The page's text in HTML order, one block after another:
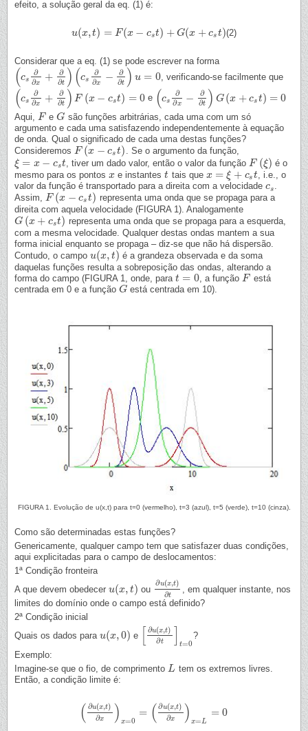
efeito, a solução geral da eq. (1) é:
u(x,t) = F(x − cst) + G(x + cs t)
u(x,t)= F (x−cst)+G x+cs t) (2)
Considerar que a eq. (1) se pode escrever na forma
(cs
∂
∂x +
∂
∂t )(cs
∂
∂x −
∂
∂t ) u = 0
(cs∂ ∂x+ ∂∂ )(c s ∂ x− ∂∂t u= 0 , verificando-se facilmente que
(cs
∂
∂x +
∂
∂t ) F (x − cst) = 0
(cs∂ ∂x+ ∂∂ )F( x −c st)=0 e (cs
∂
∂x −
∂
∂t ) G (x + cs t) = 0
(cs∂∂x−∂∂ )G x +c st)=0
Aqui, F
F eG
G são funções arbitrárias, cada uma com um só
argumento e cada uma satisfazendo independentemente à equação
de onda. Qual o significado de cada uma destas funções?
Consideremos F (x − cs t)
F( x−c st ) . Se o argumento da função,
ξ = x − cst
ξ=x−cst , tiver um dado valor, então o valor da função F (ξ)
F( ξ)
é o
mesmo para os pontos x
x e instantest
t tais que x = ξ + cs t
x=ξ+ cst
, i.e., o
valor da função é transportado para a direita com a velocidade cs
cs.
Assim, F (x − cs t)
F( x−c st )
representa uma onda que se propaga para a
direita com aquela velocidade (FIGURA 1). Analogamente
G (x + cst)
G( x+cst )
representa uma onda que se propaga para a esquerda,
com a mesma velocidade. Qualquer destas ondas mantem a sua
forma inicial enquanto se propaga – diz-se que não há dispersão.
Contudo, o campo u(x, t)
u(x,t)
é a grandeza observada e da soma
daquelas funções resulta a sobreposição das ondas, alterando a
forma do campo (FIGURA 1, onde, para t = 0
t=0 , a função F
F está
centrada em 0 e a função G
G está centrada em 10).
FIGURA 1. Evolução de u(x,t) para t=0 (vermelho), t=3 (azul), t=5 (verde), t=10 (cinza).
Como são determinadas estas funções?
Genericamente, qualquer campo tem que satisfazer duas condições,
aqui explicitadas para o campo de deslocamentos:
1ª Condição fronteira
A que devem obedecer u(x, t)
u(x,t) ou
∂u(x,t)
∂t
∂u(x,t)∂ t , em qualquer instante, nos
limites do domínio onde o campo está definido?
2ª Condição inicial
Quais os dados para u(x,0)
u(x,0 ) e
∂u(x,t)
∂t t=0
∂u(x,t)∂
?
Exemplo:
Imagine-se que o fio, de comprimento L
L tem os extremos livres.
Então, a condição limite é:
( ∂u(x,t)
∂x ) x=0
= ( ∂u(x,t)
∂x ) x= L
= 0
(∂ u(x,t)∂x ) =(∂u ( x,t)∂x)x =